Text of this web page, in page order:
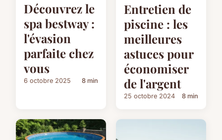
Découvrez le
spa bestway :
l'évasion
parfaite chez
vous
6 octobre 2025 8 min
Entretien de
piscine : les
meilleures
astuces pour
économiser
de l'argent
25 octobre 2024 8 min